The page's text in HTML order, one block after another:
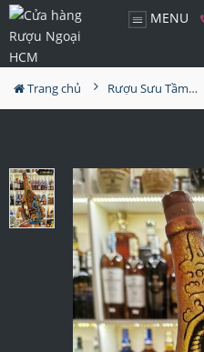
MENU
Trang chủ Rượu Sưu Tầm - Nga